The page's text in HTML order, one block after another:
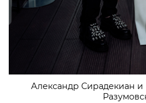
Александр Сирадекиан